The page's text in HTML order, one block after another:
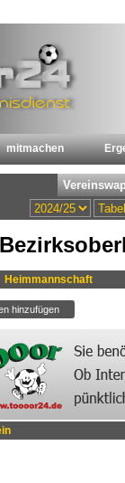
mitmachen
Heimmannschaft